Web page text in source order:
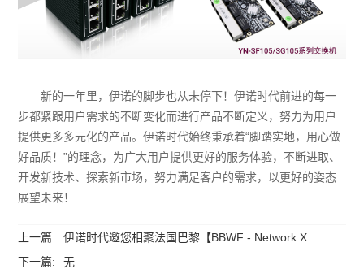
新的一年里，伊诺的脚步也从未停下！伊诺时代前进的每一
步都紧跟用户需求的不断变化而进行产品不断定义，努力为用户
提供更多多元化的产品。伊诺时代始终秉承着“脚踏实地，用心做
好品质！”的理念，为广大用户提供更好的服务体验，不断进取、
开发新技术、探索新市场，努力满足客户的需求，以更好的姿态
展望未来！
上一篇:
伊诺时代邀您相聚法国巴黎【BBWF - Network X ...
下一篇:
无